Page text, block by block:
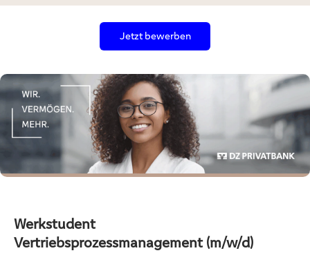
Jetzt bewerben
Werkstudent
Vertriebsprozessmanagement (m/w/d)